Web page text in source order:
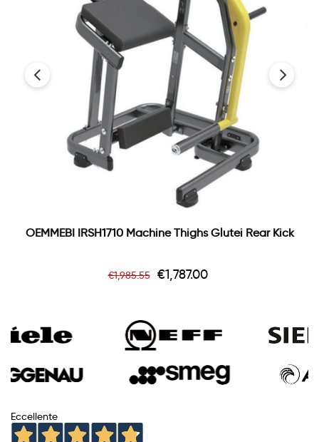
OEMMEBI IRSH1710 Machine Thighs Glutei Rear Kick
Regular
price
€1,985.55 Price
€1,787.00
‹ ›
Eccellente